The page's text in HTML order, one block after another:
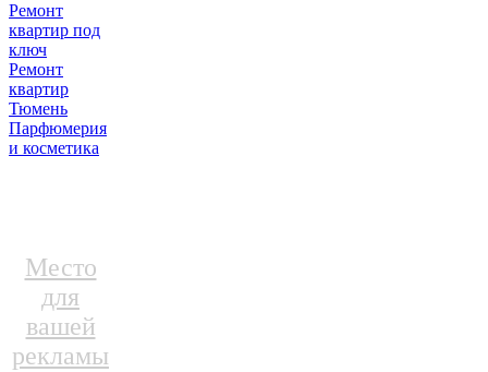
Ремонт
квартир под
ключ
Ремонт
квартир
Тюмень
Парфюмерия
и косметика
Место
для
вашей
рекламы